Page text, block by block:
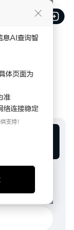
亚
亚即刻为您服务!
息AI查询智
体页面为
准
络连接稳定
支持！